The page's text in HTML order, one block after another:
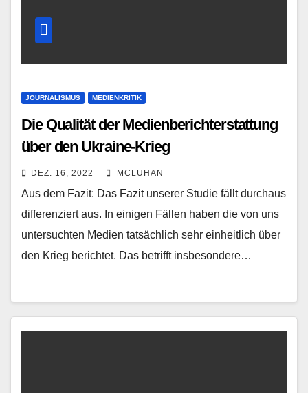
JOURNALISMUS MEDIENKRITIK
Die Qualität der Medienberichterstattung
über den Ukraine-Krieg
DEZ. 16, 2022 MCLUHAN
Aus dem Fazit: Das Fazit unserer Studie fällt durchaus
differenziert aus. In einigen Fällen haben die von uns
untersuchten Medien tatsächlich sehr einheitlich über
den Krieg berichtet. Das betrifft insbesondere…